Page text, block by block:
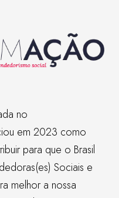
no
em 2023 como
para que o Brasil
Sociais e
melhor a nossa